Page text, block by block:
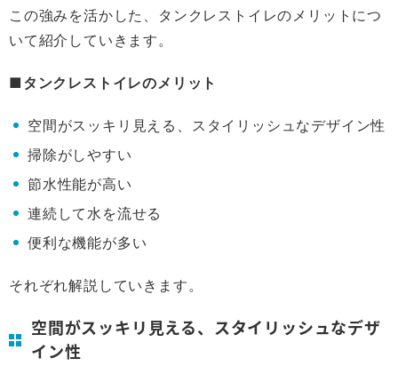
この強みを活かした、タンクレストイレのメリットにつ
いて紹介していきます。
■タンクレストイレのメリット
空間がスッキリ見える、スタイリッシュなデザイン性
掃除がしやすい
節水性能が高い
連続して水を流せる
便利な機能が多い
それぞれ解説していきます。
空間がスッキリ見える、スタイリッシュなデザ
イン性